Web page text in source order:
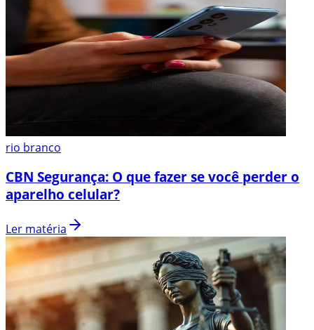
rio branco
CBN Segurança: O que fazer se você perder o
aparelho celular?
Ler matéria